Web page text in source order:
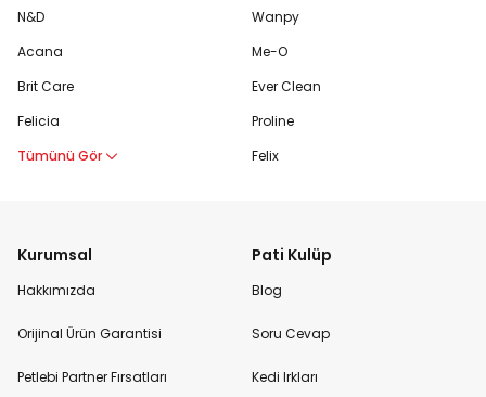
N&D
Acana
Brit Care
Felicia
Tümünü Gör
Wanpy
Me-O
Ever Clean
Proline
Felix
Kurumsal
Hakkımızda
Orijinal Ürün Garantisi
Petlebi Partner Fırsatları
Pati Kulüp
Blog
Soru Cevap
Kedi Irkları